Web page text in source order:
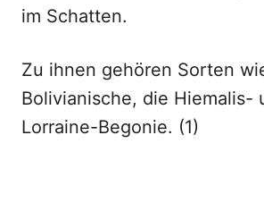
im Schatten.
Zu ihnen gehören Sorten
Bolivianische, die Hiemalis-
Lorraine-Begonie. (1)